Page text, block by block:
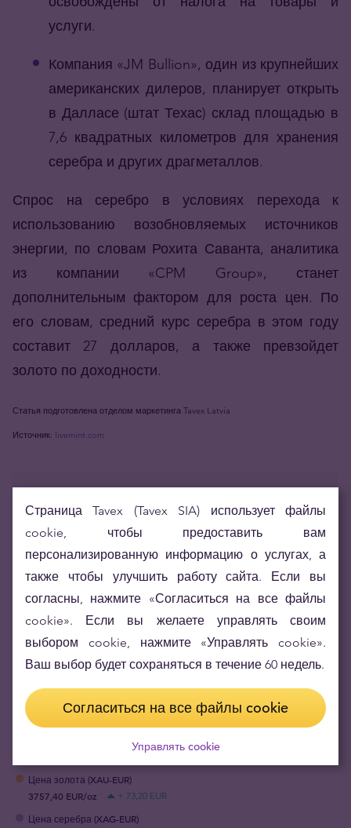
услуги.
Компания «JM Bullion», один из крупнейших
американских дилеров, планирует открыть
в Далласе (штат Техас) склад площадью в
7,6 квадратных километров для хранения
серебра и других драгметаллов.
Спрос на серебро в условиях перехода к
использованию возобновляемых источников
энергии, по словам Рохита Саванта, аналитика
из компании «CPM Group», станет
дополнительным фактором для роста цен. По
его словам, средний курс серебра в этом году
составит 27 долларов, а также превзойдет
золото по доходности.
Статья подготовлена отделом маркетинга Tavex Latvia
Источник: livemint.com
ОТМЕТКИ XAG XAU драгметаллы
инвестиционное серебро
Комментарии
Войдите в профиль Tavex или
Цена золота (XAU-EUR)
3757,40 EUR/oz
+ 73,20 EUR
Цена серебра (XAG-EUR)
Страница Tavex (Tavex SIA) использует файлы
cookie, чтобы предоставить вам
персонализированную информацию о услугах, а
также чтобы улучшить работу сайта. Если вы
согласны, нажмите «Согласиться на все файлы
cookie». Если вы желаете управлять своим
выбором cookie, нажмите «Управлять cookie».
Ваш выбор будет сохраняться в течение 60 недель.
Согласиться на все файлы cookie
Управлять cookie